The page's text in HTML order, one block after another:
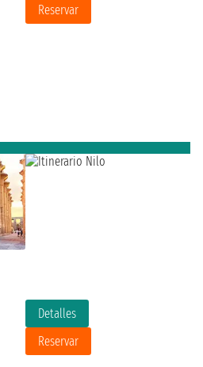
Reservar
Detalles
Reservar